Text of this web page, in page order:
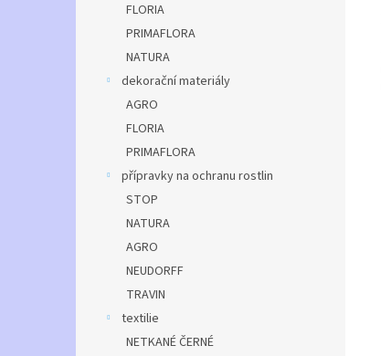
FLORIA
PRIMAFLORA
NATURA
dekorační materiály
AGRO
FLORIA
PRIMAFLORA
přípravky na ochranu rostlin
STOP
NATURA
AGRO
NEUDORFF
TRAVIN
textilie
NETKANÉ ČERNÉ